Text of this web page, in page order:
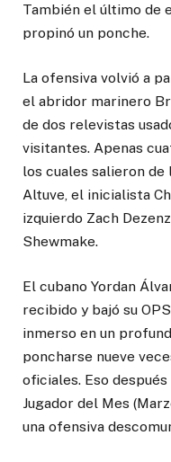
También el último
propinó un ponche.
La ofensiva volvió a
el abridor marinero
de dos relevistas
visitantes. Apenas
los cuales salieron de
Altuve, el inicialista
izquierdo Zach
Shewmake.
El cubano Yordan
recibido y bajó su
inmerso en un
poncharse nueve
oficiales. Eso
Jugador del Mes
una ofensiva